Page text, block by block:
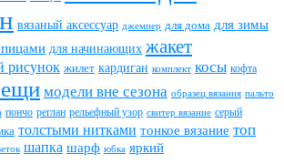
вязаный аксессуар джемпер для дома для зимы
для начинающих жакет
рисунок жилет кардиган комплект косы кофта
модели вне сезона образец вязания пальто
пончо реглан рельефный узор свитер вязание серый
толстыми нитками тонкое вязание топ
шапка шарф юбка яркий